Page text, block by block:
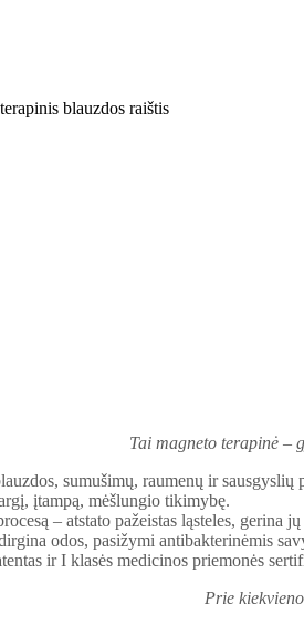
Tai magneto terapinė –
sumušimų, raumenų ir
įtampą, mėšlungio tikimybę.
– atstato pažeistas ląsteles, gerina
odos, pasižymi antibakterinėmis
irI klasės medicinos priemonės
Prie